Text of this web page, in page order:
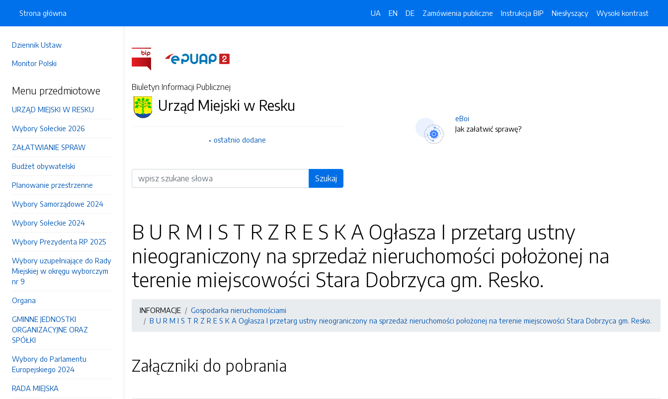
Dziennik Ustaw
Monitor Polski
Menu przedmiotowe
URZĄD MIEJSKI W RESKU
Wybory Sołeckie 2026
ZAŁATWIANIE SPRAW
Budżet obywatelski
Planowanie przestrzenne
Wybory Samorządowe 2024
Wybory Sołeckie 2024
Wybory Prezydenta RP 2025
Wybory uzupełniające do Rady
Miejskiej w okręgu wyborczym
nr 9
Organa
GMINNE JEDNOSTKI
ORGANIZACYJNE ORAZ
SPÓŁKI
Wybory do Parlamentu
Europejskiego 2024
RADA MIEJSKA
Strona główna UA EN DE Zamówienia publiczne Instrukcja BIP Niesłyszący Wysoki kontrast
Biuletyn Informacji Publicznej
Urząd Miejski w Resku
ostatnio dodane
Wyszukiwarka Szukaj
eBoi
Jak załatwić sprawę?
B U R M I S T R Z R E S K A Ogłasza I przetarg ustny
nieograniczony na sprzedaż nieruchomości położonej na
terenie miejscowości Stara Dobrzyca gm. Resko.
INFORMACJE
Gospodarka nieruchomościami
B U R M I S T R Z R E S K A Ogłasza I przetarg ustny nieograniczony na sprzedaż nieruchomości położonej na terenie miejscowości Stara Dobrzyca gm. Resko.
Załączniki do pobrania